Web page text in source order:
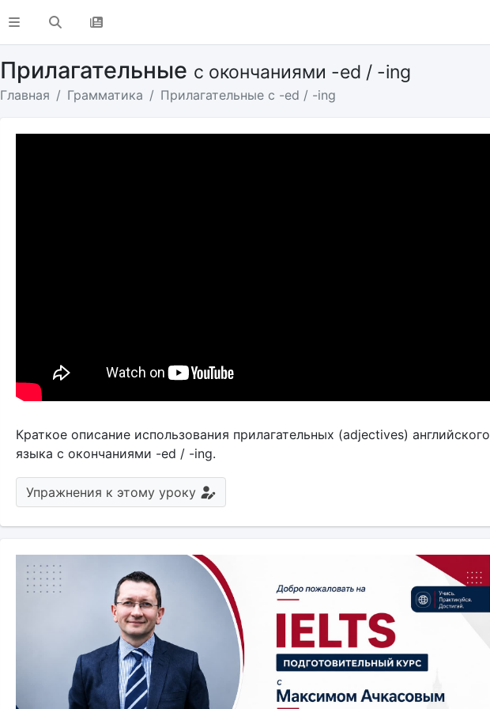
Прилагательные с окончаниями -ed / -ing
Главная Грамматика Прилагательные с -ed / -ing
Краткое описание использования прилагательных (adjectives) английского
языка с окончаниями -ed / -ing.
Упражнения к этому уроку